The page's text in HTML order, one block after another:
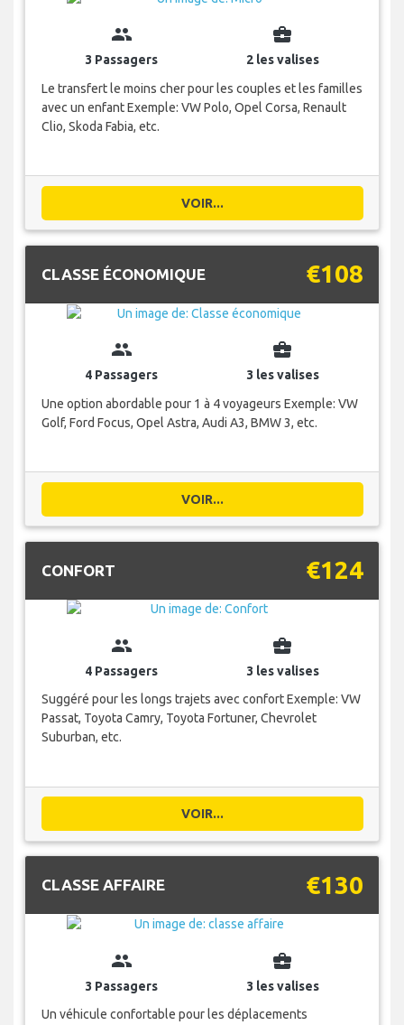
group
3 Passagers
business_center
2 les valises
Le transfert le moins cher pour les couples et les familles
avec un enfant Exemple: VW Polo, Opel Corsa, Renault
Clio, Skoda Fabia, etc.
VOIR...
CLASSE ÉCONOMIQUE €108
group
4 Passagers
business_center
3 les valises
Une option abordable pour 1 à 4 voyageurs Exemple: VW
Golf, Ford Focus, Opel Astra, Audi A3, BMW 3, etc.
VOIR...
CONFORT €124
group
4 Passagers
business_center
3 les valises
Suggéré pour les longs trajets avec confort Exemple: VW
Passat, Toyota Camry, Toyota Fortuner, Chevrolet
Suburban, etc.
VOIR...
CLASSE AFFAIRE €130
group
3 Passagers
business_center
3 les valises
Un véhicule confortable pour les déplacements